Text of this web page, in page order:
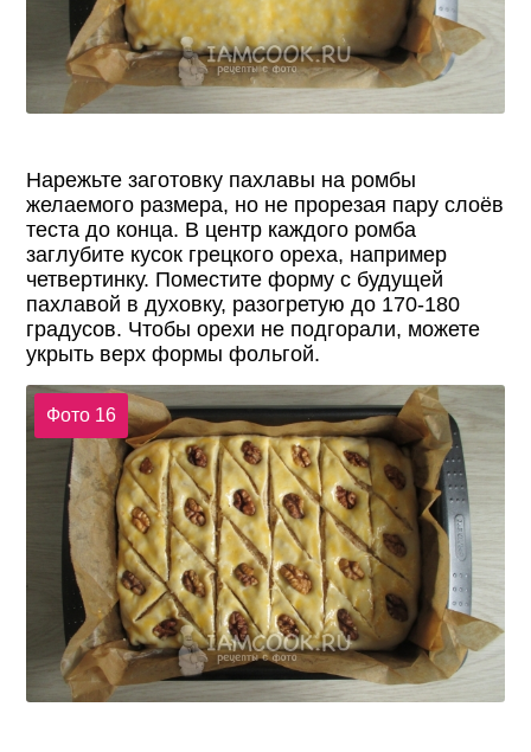
Нарежьте заготовку пахлавы на ромбы
желаемого размера, но не прорезая пару слоёв
теста до конца. В центр каждого ромба
заглубите кусок грецкого ореха, например
четвертинку. Поместите форму с будущей
пахлавой в духовку, разогретую до 170-180
градусов. Чтобы орехи не подгорали, можете
укрыть верх формы фольгой.
Фото 16